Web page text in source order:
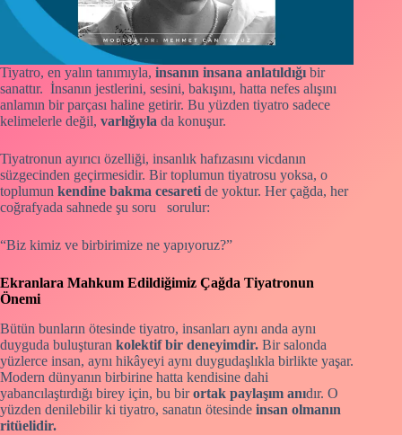
Tiyatro, en yalın tanımıyla, insanın insana anlatıldığı bir
sanattır. İnsanın jestlerini, sesini, bakışını, hatta nefes alışını
anlamın bir parçası haline getirir. Bu yüzden tiyatro sadece
kelimelerle değil, varlığıyla da konuşur.
Tiyatronun ayırıcı özelliği, insanlık hafızasını vicdanın
süzgecinden geçirmesidir. Bir toplumun tiyatrosu yoksa, o
toplumun kendine bakma cesareti de yoktur. Her çağda, her
coğrafyada sahnede şu soru sorulur:
“Biz kimiz ve birbirimize ne yapıyoruz?”
Ekranlara Mahkum Edildiğimiz Çağda Tiyatronun
Önemi
Bütün bunların ötesinde tiyatro, insanları aynı anda aynı
duyguda buluşturan kolektif bir deneyimdir. Bir salonda
yüzlerce insan, aynı hikâyeyi aynı duygudaşlıkla birlikte yaşar.
Modern dünyanın birbirine hatta kendisine dahi
yabancılaştırdığı birey için, bu birortak paylaşım anıdır. O
yüzden denilebilir ki tiyatro, sanatın ötesinde insan olmanın
ritüelidir.